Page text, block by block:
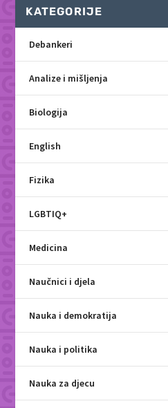
KATEGORIJE
Debankeri
Analize i mišljenja
Biologija
English
Fizika
LGBTIQ+
Medicina
Naučnici i djela
Nauka i demokratija
Nauka i politika
Nauka za djecu